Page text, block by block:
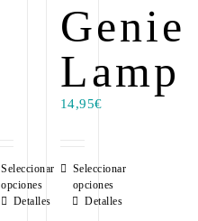
Seleccionar
opciones
Detalles
Genie
Lamp
14,95€
Seleccionar
opciones
Detalles